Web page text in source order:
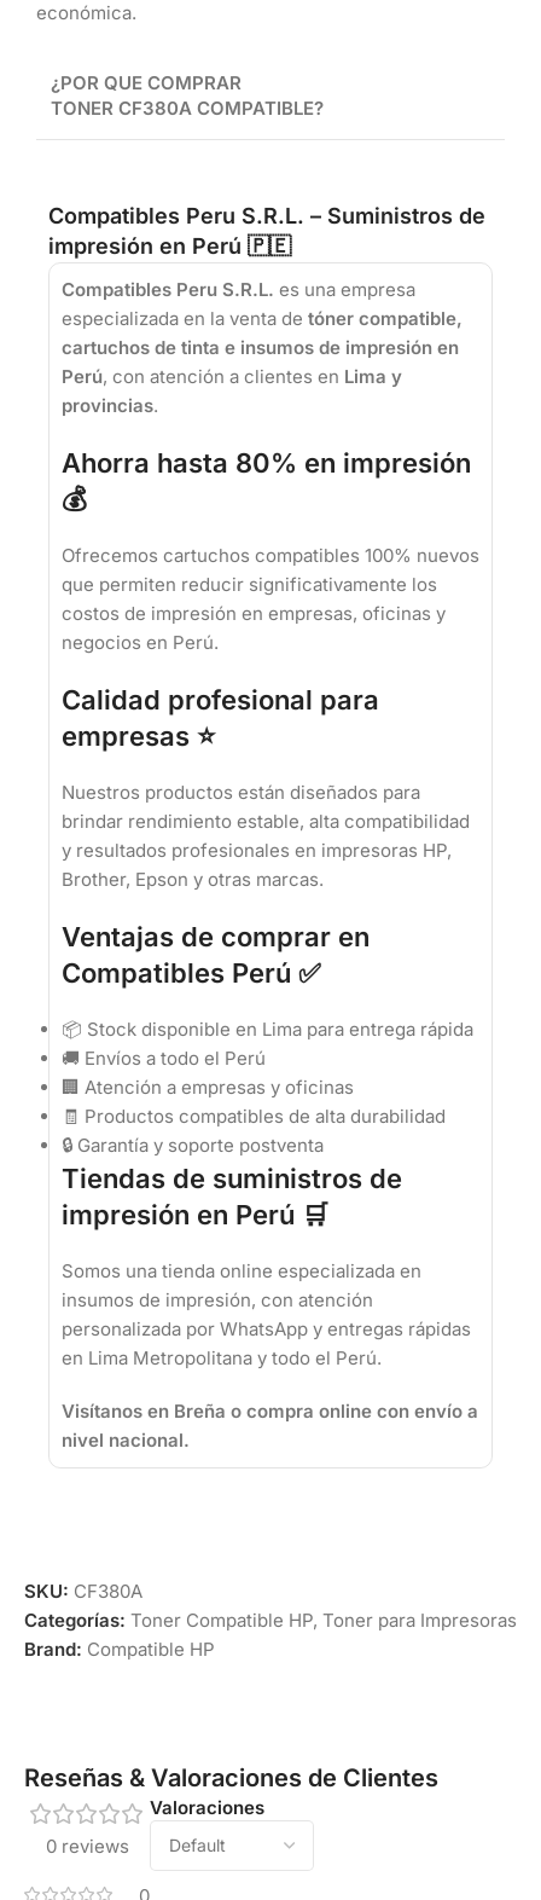
económica.
¿POR QUE COMPRAR
TONER CF380A COMPATIBLE?
Compatibles Peru S.R.L. – Suministros de
impresión en Perú 🇵🇪
Compatibles Peru S.R.L. es una empresa
especializada en la venta de tóner compatible,
cartuchos de tinta e insumos de impresión en
Perú, con atención a clientes en Lima y
provincias.
Ahorra hasta 80% en impresión
💰
Ofrecemos cartuchos compatibles 100% nuevos
que permiten reducir significativamente los
costos de impresión en empresas, oficinas y
negocios en Perú.
Calidad profesional para
empresas ⭐
Nuestros productos están diseñados para
brindar rendimiento estable, alta compatibilidad
y resultados profesionales en impresoras HP,
Brother, Epson y otras marcas.
Ventajas de comprar en
Compatibles Perú ✅
📦 Stock disponible en Lima para entrega rápida
🚚 Envíos a todo el Perú
🏢 Atención a empresas y oficinas
🧾 Productos compatibles de alta durabilidad
🔒 Garantía y soporte postventa
Tiendas de suministros de
impresión en Perú 🛒
Somos una tienda online especializada en
insumos de impresión, con atención
personalizada por WhatsApp y entregas rápidas
en Lima Metropolitana y todo el Perú.
Visítanos en Breña o compra online con envío a
nivel nacional.
SKU: CF380A
Categorías: Toner Compatible HP, Toner para Impresoras
Brand: Compatible HP
Reseñas & Valoraciones de Clientes
0 reviews
Valoraciones